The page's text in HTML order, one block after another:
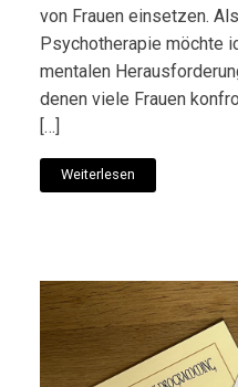
von Frauen einsetzen.
Psychotherapie möchte
mentalen
denen viele Frauen
[…]
Weiterlesen